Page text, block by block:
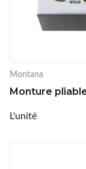
Montana
Monture
L'unité